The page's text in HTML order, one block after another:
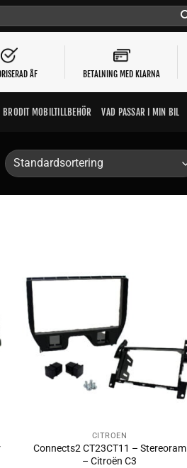
ÅF BETALNING MED KLARNA
BRODIT MOBILTILLBEHÖR VAD PASSAR I MIN BIL
CITROËN
Connects2 CT23CT11 – Stereoram
– Citroën C3